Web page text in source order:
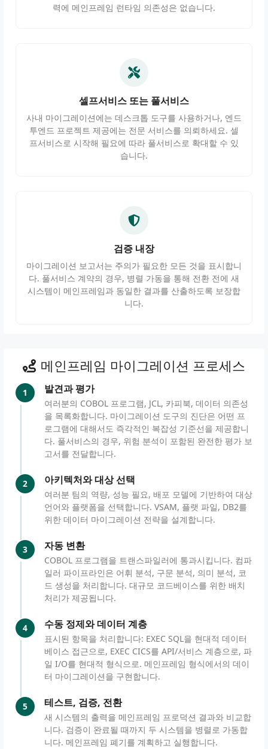
력에 메인프레임 런타임 의존성은 없습니다.
셀프서비스 또는 풀서비스
사내 마이그레이션에는 데스크톱 도구를 사용하거나, 엔드
투엔드 프로젝트 제공에는 전문 서비스를 의뢰하세요. 셀
프서비스로 시작해 필요에 따라 풀서비스로 확대할 수 있
습니다.
검증 내장
마이그레이션 보고서는 주의가 필요한 모든 것을 표시합니
다. 풀서비스 계약의 경우, 병렬 가동을 통해 전환 전에 새
시스템이 메인프레임과 동일한 결과를 산출하도록 보장합
니다.
메인프레임 마이그레이션 프로세스
1 발견과 평가
여러분의 COBOL 프로그램, JCL, 카피북, 데이터 의존성
을 목록화합니다. 마이그레이션 도구의 진단은 어떤 프
로그램에 대해서도 즉각적인 복잡성 기준선을 제공합니
다. 풀서비스의 경우, 위험 분석이 포함된 완전한 평가 보
고서를 전달합니다.
2 아키텍처와 대상 선택
여러분 팀의 역량, 성능 필요, 배포 모델에 기반하여 대상
언어와 플랫폼을 선택합니다. VSAM, 플랫 파일, DB2를
위한 데이터 마이그레이션 전략을 설계합니다.
3 자동 변환
COBOL 프로그램을 트랜스파일러에 통과시킵니다. 컴파
일러 파이프라인은 어휘 분석, 구문 분석, 의미 분석, 코
드 생성을 처리합니다. 대규모 코드베이스를 위한 배치
처리가 제공됩니다.
4 수동 정제와 데이터 계층
표시된 항목을 처리합니다: EXEC SQL을 현대적 데이터
베이스 접근으로, EXEC CICS를 API/서비스 계층으로, 파
일 I/O를 현대적 형식으로. 메인프레임 형식에서의 데이
터 마이그레이션을 구현합니다.
5 테스트, 검증, 전환
새 시스템의 출력을 메인프레임 프로덕션 결과와 비교합
니다. 검증이 완료될 때까지 두 시스템을 병렬로 가동합
니다. 메인프레임 폐기를 계획하고 실행합니다.